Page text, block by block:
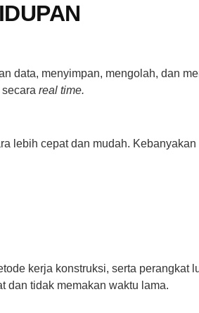
data, menyimpan, mengolah, dan
real time.
lebih cepat dan mudah.
kerja konstruksi, serta perangkat
dan tidak memakan waktu lama.